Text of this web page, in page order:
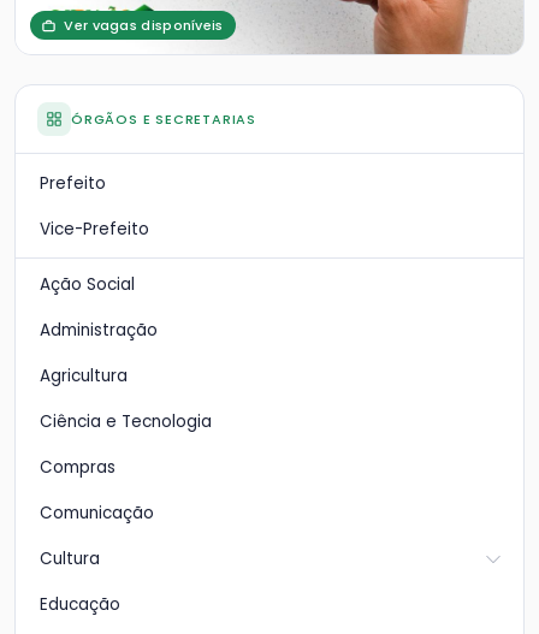
Ver vagas disponíveis
ÓRGÃOS E SECRETARIAS
Prefeito
Vice-Prefeito
Ação Social
Administração
Agricultura
Ciência e Tecnologia
Compras
Comunicação
Cultura
Educação